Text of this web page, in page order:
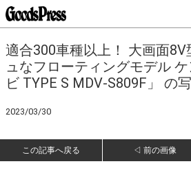
適合300車種以上！ 大画面
ュなフローティングモデル
ビ TYPE S MDV-S809F」 の
2023/03/30
この記事へ戻る ◁ 前の画像